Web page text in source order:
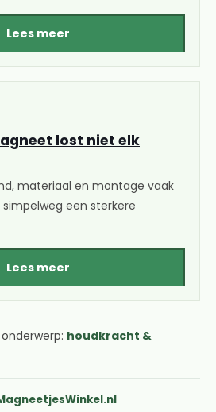
Lees meer
lost niet elk
materiaal en montage vaak
een sterkere
Lees meer
houdkracht &